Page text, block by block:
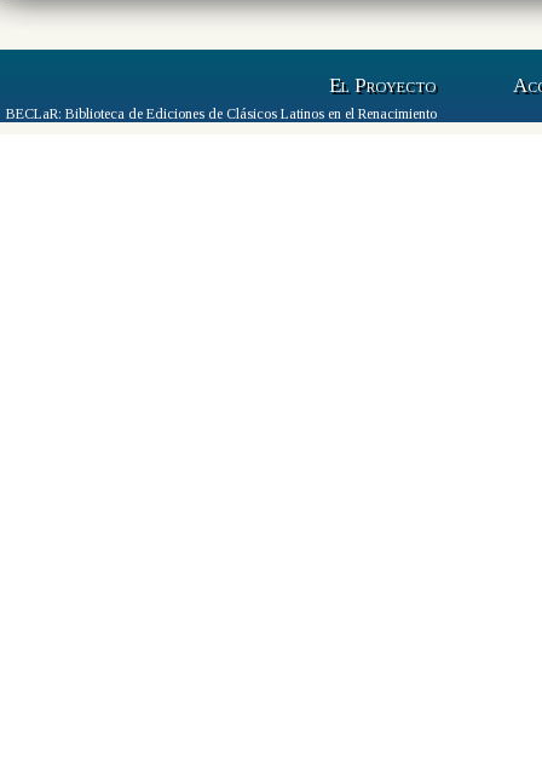
El Proyecto
BECLaR: Biblioteca de Ediciones de Clásicos Latinos en el Renacimiento